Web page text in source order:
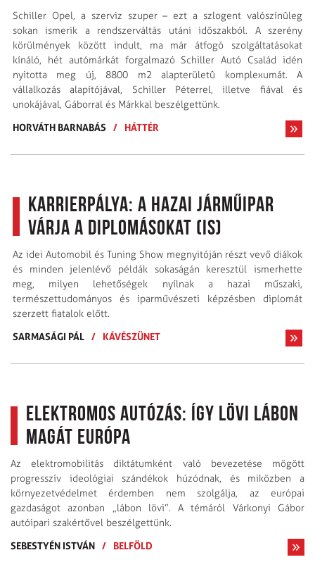
Schiller Opel, a szerviz szuper – ezt a szlogent valószínûleg
sokan ismerik a rendszerváltás utáni idõszakból. A szerény
körülmények között indult, ma már átfogó szolgáltatásokat
kínáló, hét autómárkát forgalmazó Schiller Autó Család idén
nyitotta meg új, 8800 m2 alapterületû komplexumát. A
vállalkozás alapítójával, Schiller Péterrel, illetve fiával és
unokájával, Gáborral és Márkkal beszélgettünk.
HORVÁTH BARNABÁS / HÁTTÉR
Karrierpálya: a hazai járműipar
várja a diplomásokat (is)
Az idei Automobil és Tuning Show megnyitóján részt vevő diákok
és minden jelenlévő példák sokaságán keresztül ismerhette
meg, milyen lehetőségek nyílnak a hazai műszaki,
természettudományos és iparművészeti képzésben diplomát
szerzett fiatalok előtt.
SARMASÁGI PÁL / KÁVÉSZÜNET
Elektromos autózás: így lövi lábon
magát Európa
Az elektromobilitás diktátumként való bevezetése mögött
progresszív ideológiai szándékok húzódnak, és miközben a
környezetvédelmet érdemben nem szolgálja, az európai
gazdaságot azonban „lábon lövi”. A témáról Várkonyi Gábor
autóipari szakértővel beszélgettünk.
SEBESTYÉN ISTVÁN / BELFÖLD